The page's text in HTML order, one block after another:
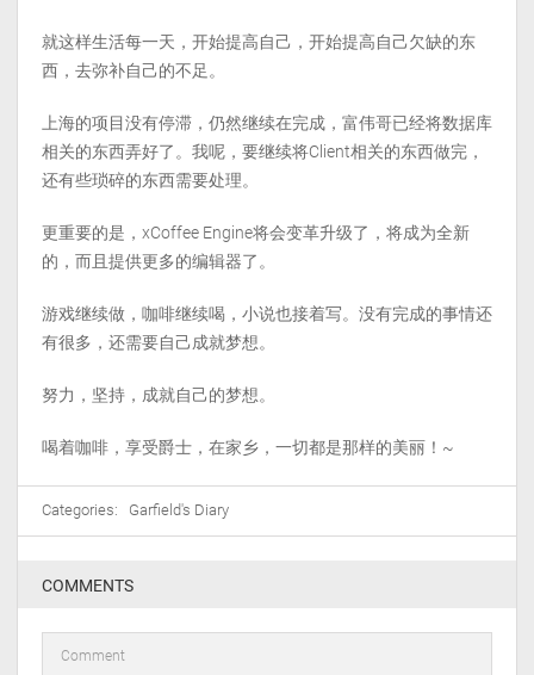
就这样生活每一天，开始提高自己，开始提高自己欠缺的东
西，去弥补自己的不足。
上海的项目没有停滞，仍然继续在完成，富伟哥已经将数据库
相关的东西弄好了。我呢，要继续将Client相关的东西做完，
还有些琐碎的东西需要处理。
更重要的是，xCoffee Engine将会变革升级了，将成为全新
的，而且提供更多的编辑器了。
游戏继续做，咖啡继续喝，小说也接着写。没有完成的事情还
有很多，还需要自己成就梦想。
努力，坚持，成就自己的梦想。
喝着咖啡，享受爵士，在家乡，一切都是那样的美丽！~
Categories: Garfield's Diary
COMMENTS